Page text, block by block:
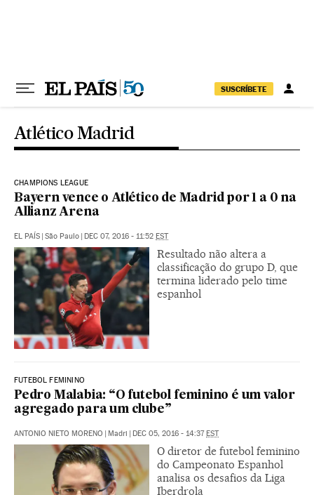
SUSCRÍBETE
Atlético Madrid
CHAMPIONS LEAGUE
Bayern vence o Atlético de Madrid por 1 a 0 na
Allianz Arena
EL PAÍS | São Paulo | DEC 07, 2016 - 11:52 EST
Resultado não altera a
classificação do grupo D, que
termina liderado pelo time
espanhol
FUTEBOL FEMININO
Pedro Malabia: “O futebol feminino é um valor
agregado para um clube”
ANTONIO NIETO MORENO | Madri | DEC 05, 2016 - 14:37EST
O diretor de futebol feminino
do Campeonato Espanhol
analisa os desafios da Liga
Iberdrola